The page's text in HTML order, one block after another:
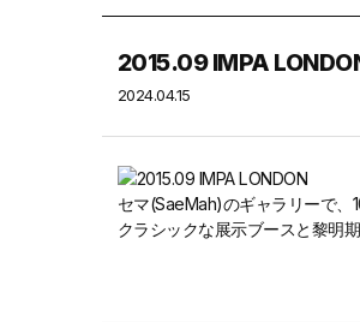
2015.09 IMPA
2024.04.15
セマ(SaeMah)のギャラリーで、
クラシックな展示ブースと黎明